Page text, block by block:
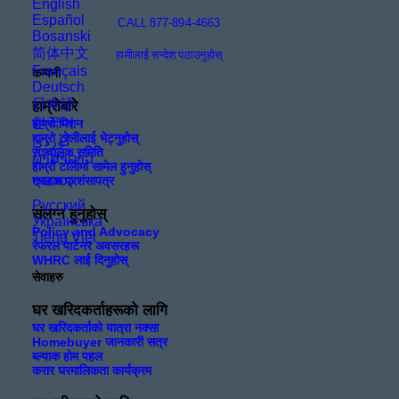
English
Español
Bosanski
简体中文
Français
Deutsch
日本語
한국어
ພາສາລາວ
ဗမာစာ
Русский
Українська
Tiếng Việt
CALL 877-894-4663
हामीलाई सन्देश पठाउनुहोस्
कम्पनी
हाम्रोबारे
हाम्रो मिशन
हाम्रो टोलीलाई भेट्नुहोस्
सञ्चालक समिति
हाम्रो टोलीमा सामेल हुनुहोस्
ग्राहक प्रशंसापत्र
संलग्न हुनुहोस्
Policy and Advocacy
रेफरल पार्टनर अवसरहरू
WHRC लाई दिनुहोस्
सेवाहरु
घर खरिदकर्ताहरूको लागि
घर खरिदकर्ताको यात्रा नक्सा
Homebuyer जानकारी सत्र
ब्ल्याक होम पहल
करार घरमालिकता कार्यक्रम